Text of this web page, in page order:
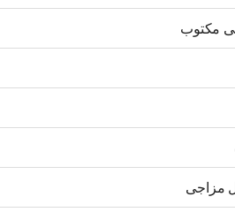
مکتوب
مزاجی